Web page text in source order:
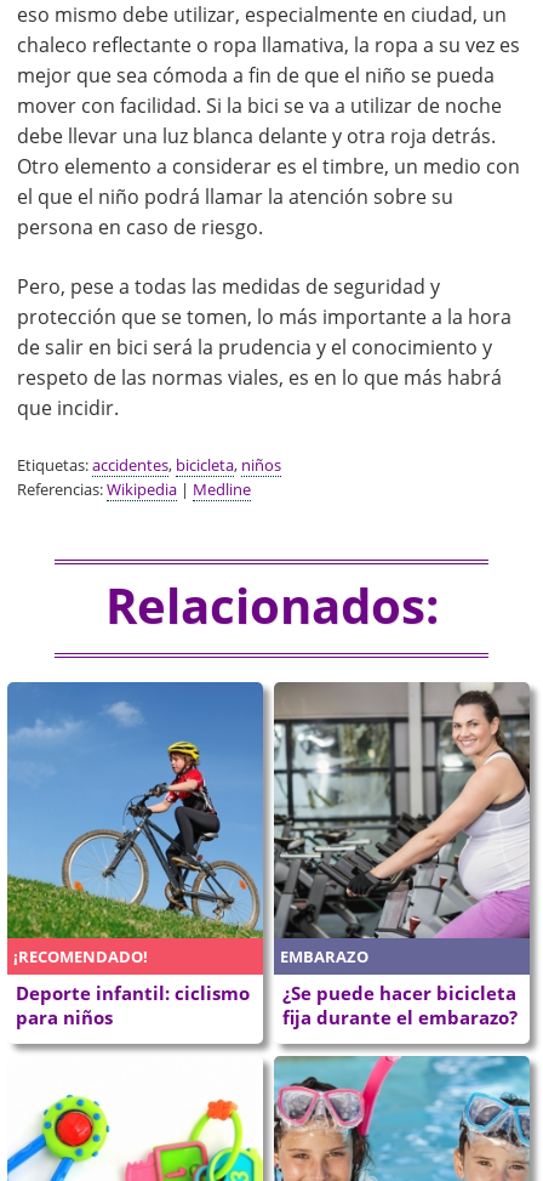
eso mismo debe utilizar, especialmente en ciudad, un
chaleco reflectante o ropa llamativa, la ropa a su vez es
mejor que sea cómoda a fin de que el niño se pueda
mover con facilidad. Si la bici se va a utilizar de noche
debe llevar una luz blanca delante y otra roja detrás.
Otro elemento a considerar es el timbre, un medio con
el que el niño podrá llamar la atención sobre su
persona en caso de riesgo.
Pero, pese a todas las medidas de seguridad y
protección que se tomen, lo más importante a la hora
de salir en bici será la prudencia y el conocimiento y
respeto de las normas viales, es en lo que más habrá
que incidir.
Etiquetas:accidentes, bicicleta, niños
Referencias:Wikipedia | Medline
Relacionados:
¡RECOMENDADO!
Deporte infantil: ciclismo
para niños
EMBARAZO
¿Se puede hacer bicicleta
fija durante el embarazo?